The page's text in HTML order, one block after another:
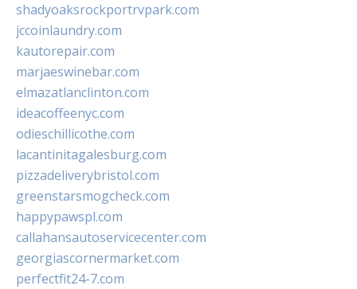
shadyoaksrockportrvpark.com
jccoinlaundry.com
kautorepair.com
marjaeswinebar.com
elmazatlanclinton.com
ideacoffeenyc.com
odieschillicothe.com
lacantinitagalesburg.com
pizzadeliverybristol.com
greenstarsmogcheck.com
happypawspl.com
callahansautoservicecenter.com
georgiascornermarket.com
perfectfit24-7.com